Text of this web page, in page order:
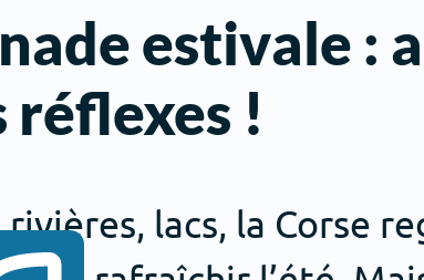
estivale :
réflexes !
rivières, lacs, la Corse